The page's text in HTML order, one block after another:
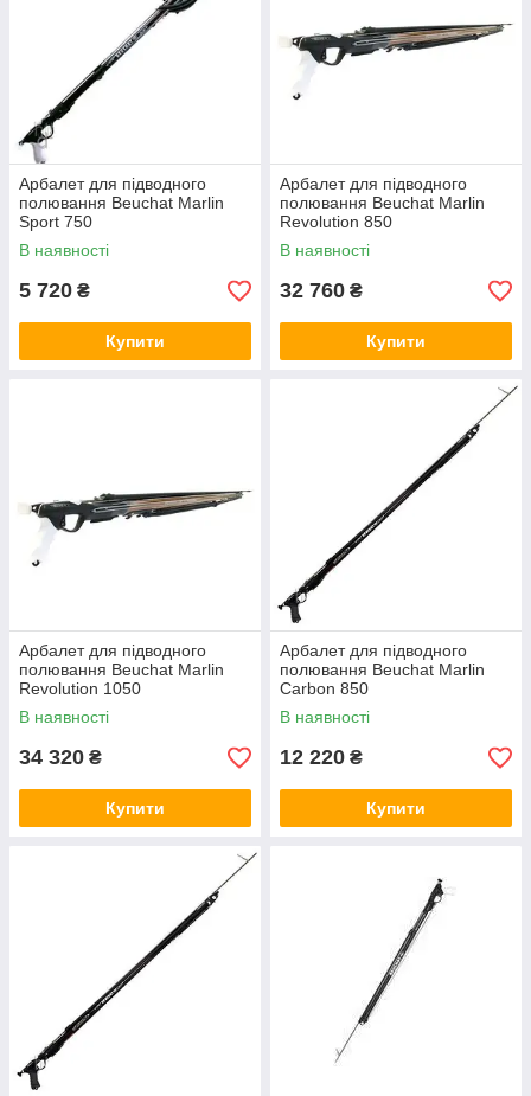
Арбалет для підводного
полювання Beuchat Marlin
Sport 750
В наявності
5 720 ₴
Купити
Арбалет для підводного
полювання Beuchat Marlin
Revolution 850
В наявності
32 760 ₴
Купити
Арбалет для підводного
полювання Beuchat Marlin
Revolution 1050
В наявності
34 320 ₴
Купити
Арбалет для підводного
полювання Beuchat Marlin
Carbon 850
В наявності
12 220 ₴
Купити